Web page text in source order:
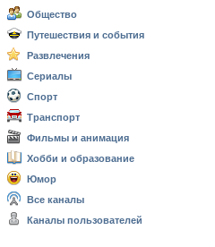
Общество
Путешествия и события
Развлечения
Сериалы
Спорт
Транспорт
Фильмы и анимация
Хобби и образование
Юмор
Все каналы
Каналы пользователей